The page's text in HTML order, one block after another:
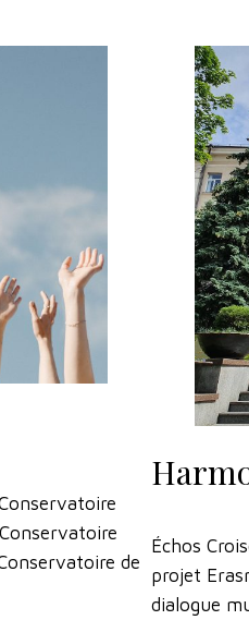
de
Échos
projet
dialogue